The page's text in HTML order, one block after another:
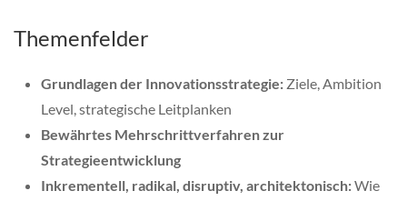
Themenfelder
Grundlagen der Innovationsstrategie: Ziele, Ambition
Level, strategische Leitplanken
Bewährtes Mehrschrittverfahren zur
Strategieentwicklung
Inkrementell, radikal, disruptiv, architektonisch:Wie